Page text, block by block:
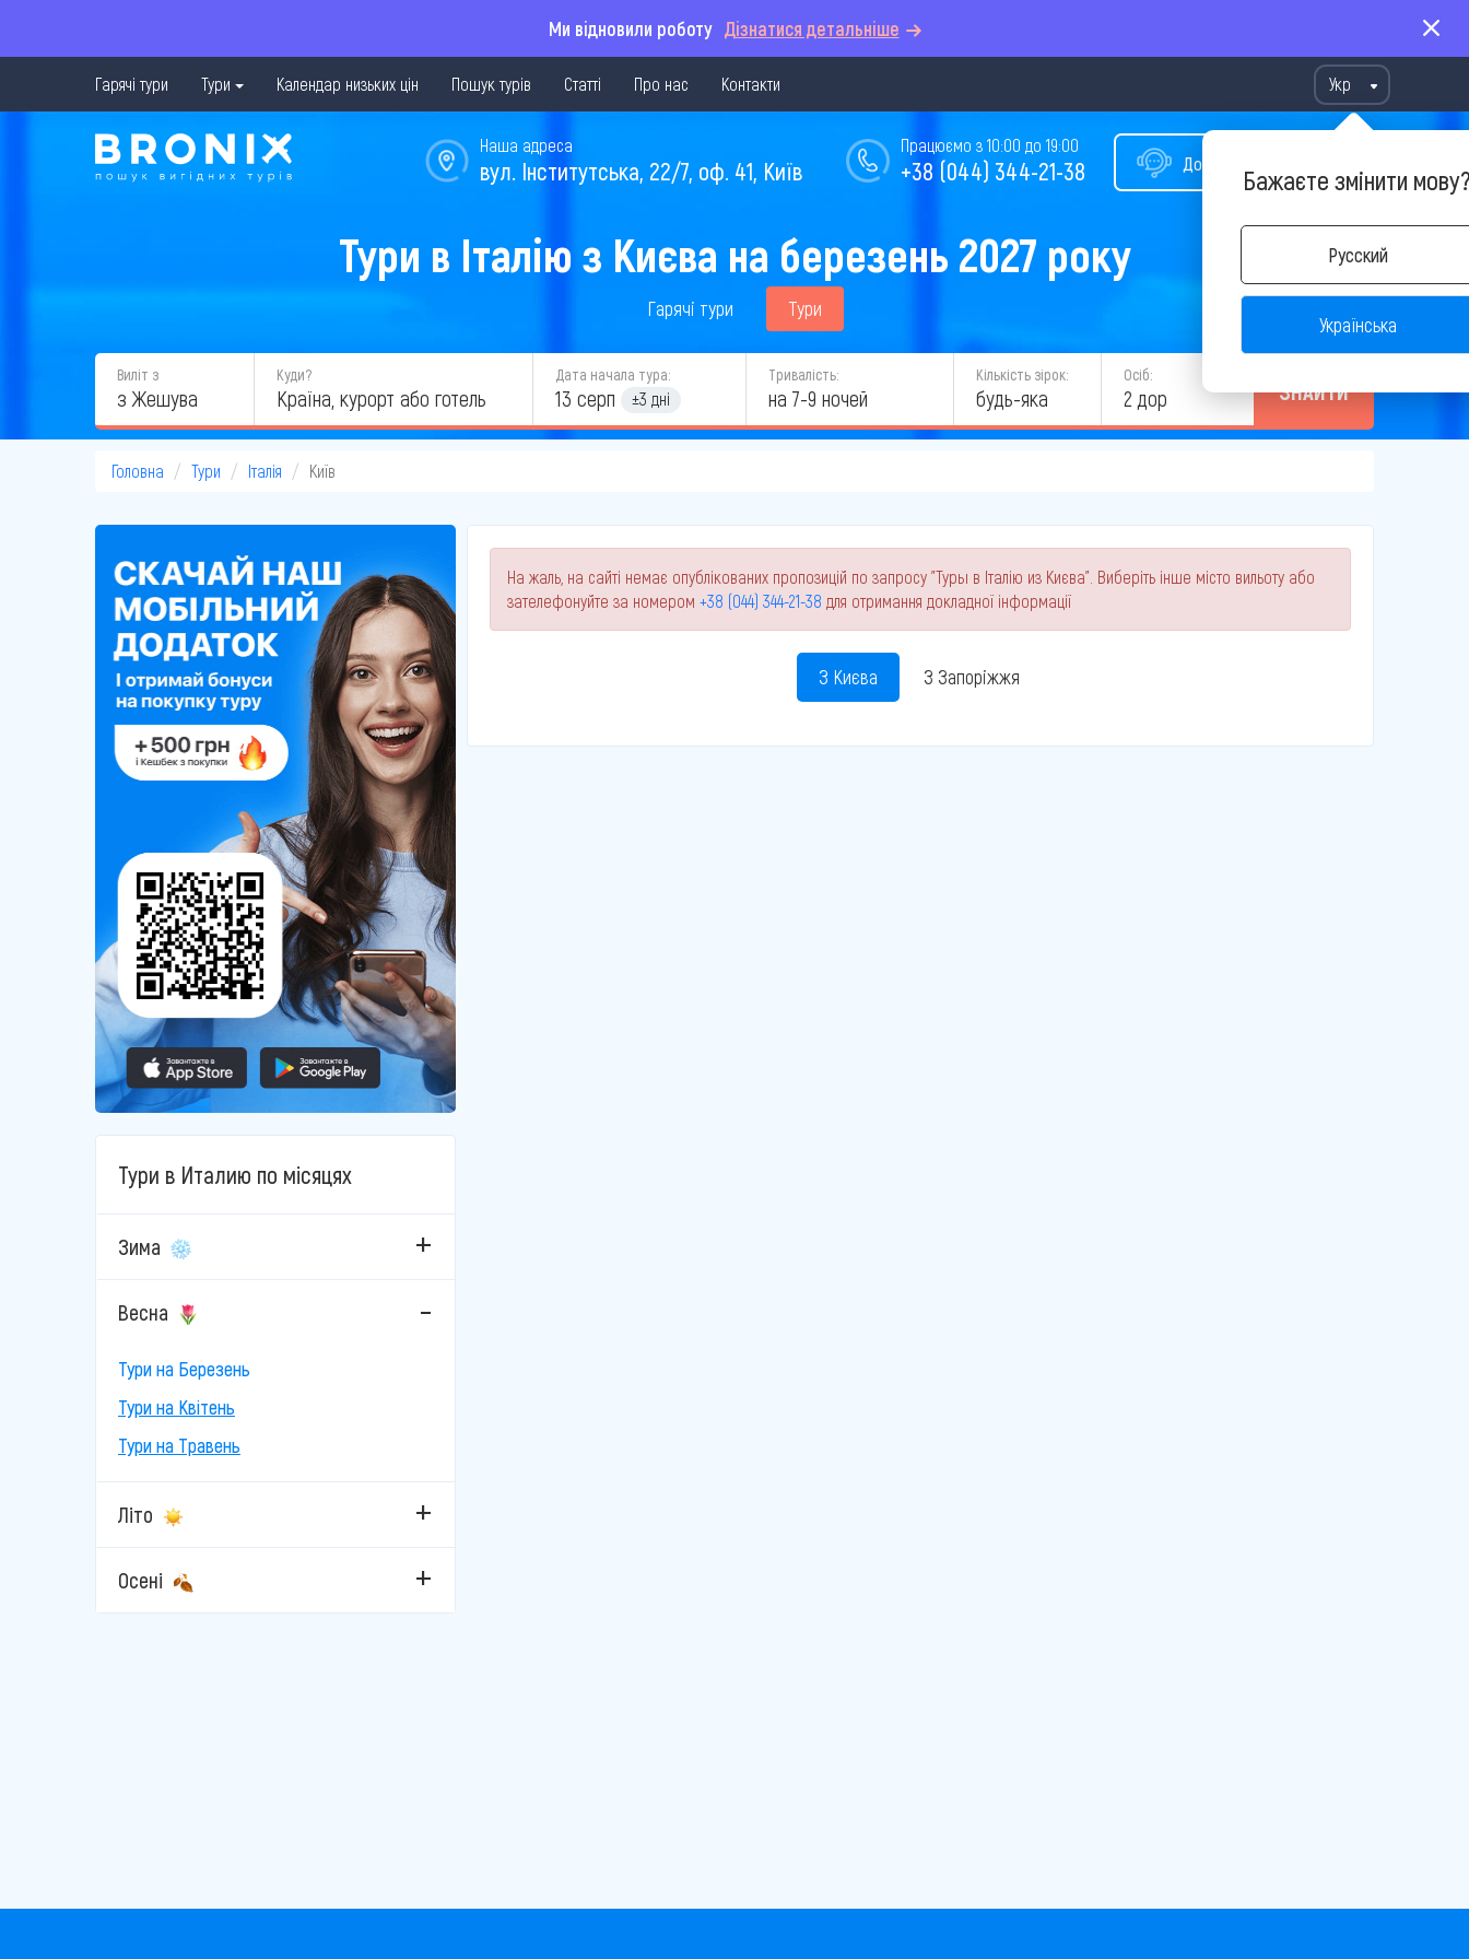
Ми відновили роботу Дізнатися детальніше
Гарячі тури Тури Календар низьких цін Пошук турів Статті Про нас Контакти Укр
Бажаєте змінити
Русский
Українська
Допомога у виборі туру
Працюємо з 10:00 до 19:00
+38 (044) 344-21-38
Наша адреса
вул. Інститутська, 22/7, оф. 41, Київ
Тури в Італію з Києва на березень 2027 року
Гарячі тури Тури
Виліт з
з Жешува
Куди? Дата начала тура:
13 серп ±3 дні
Тривалість:
на 7-9 ночей
Кількість зірок:
будь-яка
Осіб:
2 дор ЗНАЙТИ
Головна Тури Італія Київ
Тури в Италию по місяцях
Зима
Весна
Тури на Березень
Тури на Квітень
Тури на Травень
Літо
Осені
На жаль, на сайті немає опублікованих пропозицій по запросу "Туры в Італію из Києва". Виберіть інше місто вильоту або
зателефонуйте за номером +38 (044) 344-21-38 для отримання докладної інформації
З Києва З Запоріжжя